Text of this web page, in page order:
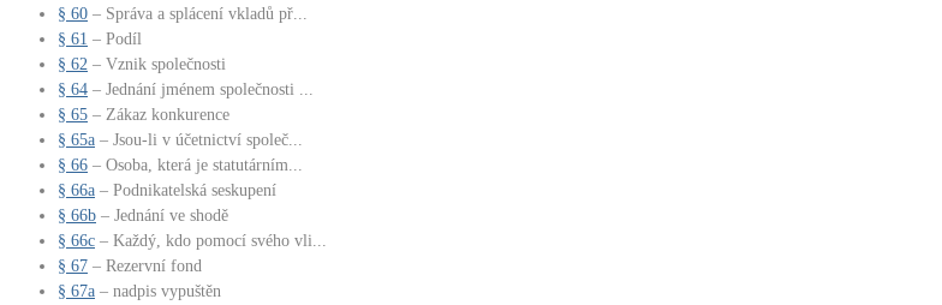
§ 60 – Správa a splácení vkladů př...
§ 61 – Podíl
§ 62 – Vznik společnosti
§ 64 – Jednání jménem společnosti ...
§ 65 – Zákaz konkurence
§ 65a – Jsou-li v účetnictví společ...
§ 66 – Osoba, která je statutárním...
§ 66a – Podnikatelská seskupení
§ 66b – Jednání ve shodě
§ 66c – Každý, kdo pomocí svého vli...
§ 67 – Rezervní fond
§ 67a – nadpis vypuštěn